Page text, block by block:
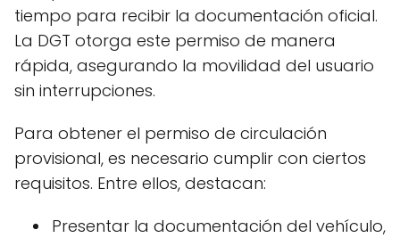
tiempo para recibir la documentación oficial.
La DGT otorga este permiso de manera
rápida, asegurando la movilidad del usuario
sin interrupciones.
Para obtener el permiso de circulación
provisional, es necesario cumplir con ciertos
requisitos. Entre ellos, destacan:
Presentar la documentación del vehículo,